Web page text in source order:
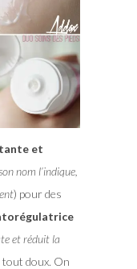
et
nom l’indique,
) pour des
et réduit la
tout doux. On